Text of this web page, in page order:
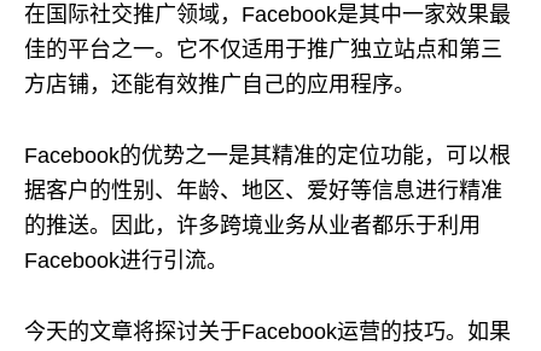
在国际社交推广领域，Facebook是其中一家效果最
佳的平台之一。它不仅适用于推广独立站点和第三
方店铺，还能有效推广自己的应用程序。
Facebook的优势之一是其精准的定位功能，可以根
据客户的性别、年龄、地区、爱好等信息进行精准
的推送。因此，许多跨境业务从业者都乐于利用
Facebook进行引流。
今天的文章将探讨关于Facebook运营的技巧。如果